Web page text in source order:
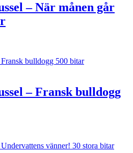
– När månen går
– Fransk bulldogg